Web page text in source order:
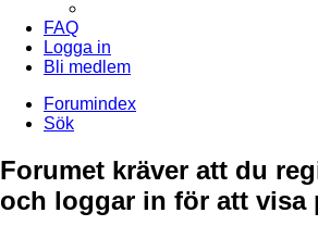
FAQ
Logga in
Bli medlem
Forumindex
Sök
Forumet kräver att du
och loggar in för att visa